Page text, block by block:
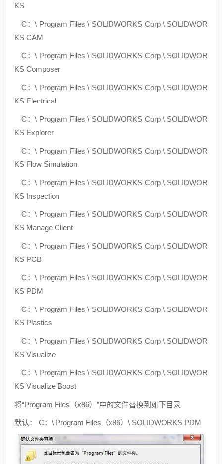
KS
C：\ Program Files \ SOLIDWORKS Corp \ SOLIDWOR
KS CAM
C：\ Program Files \ SOLIDWORKS Corp \ SOLIDWOR
KS Composer
C：\ Program Files \ SOLIDWORKS Corp \ SOLIDWOR
KS Electrical
C：\ Program Files \ SOLIDWORKS Corp \ SOLIDWOR
KS Explorer
C：\ Program Files \ SOLIDWORKS Corp \ SOLIDWOR
KS Flow Simulation
C：\ Program Files \ SOLIDWORKS Corp \ SOLIDWOR
KS Inspection
C：\ Program Files \ SOLIDWORKS Corp \ SOLIDWOR
KS Manage Client
C：\ Program Files \ SOLIDWORKS Corp \ SOLIDWOR
KS PCB
C：\ Program Files \ SOLIDWORKS Corp \ SOLIDWOR
KS PDM
C：\ Program Files \ SOLIDWORKS Corp \ SOLIDWOR
KS Plastics
C：\ Program Files \ SOLIDWORKS Corp \ SOLIDWOR
KS Visualize
C：\ Program Files \ SOLIDWORKS Corp \ SOLIDWOR
KS Visualize Boost
将“Program Files（x86）”中的文件替换到如下目录
默认： C：\ Program Files（x86）\ SOLIDWORKS PDM